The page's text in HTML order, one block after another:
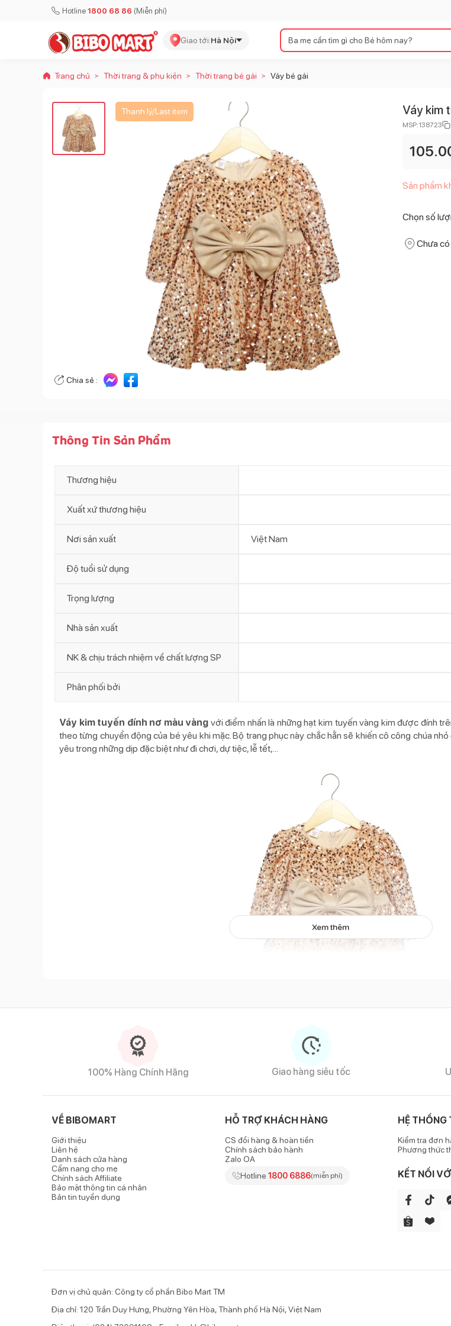
Hotline 1800 68 86 (Miễn phí)
Giao tới:Hà Nội
Trang chủ > Thời trang & phụ kiện > Thời trang bé gái > Váy bé gái
Chia sẻ :
Thanh lý/Last item Váy kim
MSP:138723
Sản phẩm
Chọn số
Chưa
Thông Tin Sản Phẩm
Thương hiệu
Xuất xứ thương hiệu
Nơi sản xuất Việt Nam
Độ tuổi sử dụng
Trọng lượng
Nhà sản xuất
NK & chịu trách nhiệm về chất lượng SP
Phân phối bởi
Váy kim tuyến đính nơ màu vàng với điểm nhấn là những hạt kim tuyến vàng kim được đính
theo từng chuyển động của bé yêu khi mặc. Bộ trang phục này chắc hẳn sẽ khiến cô công chúa
yêu trong những dịp đặc biệt như đi chơi, dự tiệc, lễ tết,...
Váy kim tuyến đính nơ màu vàng
Đặc điểm nổi bật của sản phẩm
ánh sáng chiếu vào.
- Tô điểm cho bộ trang phục là một chiếc nơ lớn được làm bằng vải nhung màu vàng đính ở chính
tính cho bé khi mặc trang phục.
- Váy có kiểu dáng xòe nhẹ bồng bềnh tạo cảm giác thoải mái khi mặc, đồng thời tôn lên nét điệu đà,
Chất liệu cao cấp, đường may tỉ mỉ
- Váy được may bằng vải nhung mềm mại, các hạt kim tuyến cũng như các chi tiết trang trí khác đều
sau lưng mượt mà, giúp ba mẹ dễ mặc váy cho bé hơn.
Thích hợp diện ch
Xem thêm
100% Hàng Chính Hãng Giao hàng siêu tốc
VỀ BIBOMART
Giới thiệu
Liên hệ
Danh sách cửa hàng
Cẩm nang cho mẹ
Chính sách Affiliate
Bảo mật thông tin cá nhân
Bản tin tuyển dụng
HỖ TRỢ KHÁCH HÀNG
CS đổi hàng & hoàn tiền
Chính sách bảo hành
Zalo OA
Hotline 1800 6886(miễn phí)
HỆ THỐNG
Kiểm tra đơn
Phương thức
KẾT NỐI
Đơn vị chủ quản: Công ty cổ phần Bibo Mart TM
Địa chỉ: 120 Trần Duy Hưng, Phường Yên Hòa, Thành phố Hà Nội, Việt Nam